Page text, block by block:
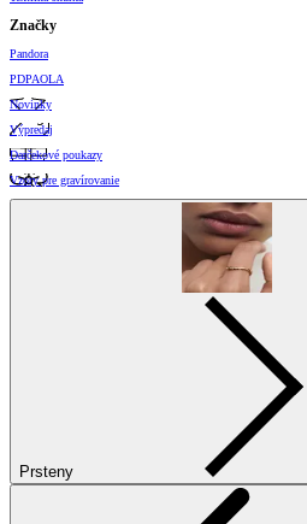
Značky
Pandora
PDPAOLA
Novinky
Výpredaj
Darčekové poukazy
Vzory pre gravírovanie
Prsteny